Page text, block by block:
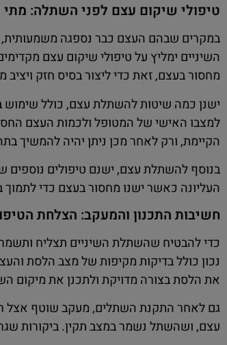
טיפולי שיקום עצם לפני השתלה:
במקרים שבהם העצם כבר נספגה
השיניים ימליץ על טיפולי שיקום עצם
מחסור בעצם, זאת כדי ליצור בסיס חזק
ישנן כמה שיטות להשתלת עצם, כולל
למצבו האישי של המטופל ולכמות העצם
הקיימת, ורק לאחר מכן ניתן יהיה להמשיך
בנוסף להשתלת עצם, ישנם טיפולים נוספים
העליונה כאשר ישנו מחסור בעצם כדי
חשיבות התכנון והמעקב: הצלחת
כדי להבטיח שהשתלת השיניים תצליח
נכון כולל בדיקות מקיפות של מצב הלסת
את הלסת בצורה מדויקת ולתכנן את מיקום
גם לאחר התקנת השתלים, מעקב שוטף אצל
עצם, ושהשתל נשמר במצב תקין. ביקורות